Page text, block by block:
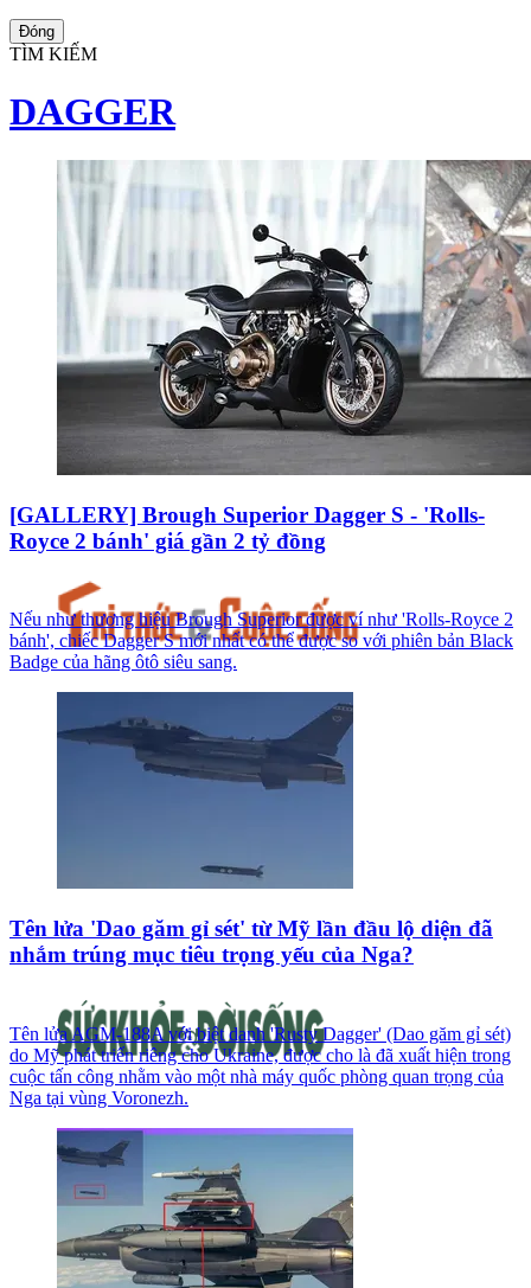
Đóng
TÌM KIẾM
DAGGER
[GALLERY] Brough Superior Dagger S - 'Rolls-
Royce 2 bánh' giá gần 2 tỷ đồng
Nếu như thương hiệu Brough Superior được ví như 'Rolls-Royce 2
bánh', chiếc Dagger S mới nhất có thể được so với phiên bản Black
Badge của hãng ôtô siêu sang.
Tên lửa 'Dao găm gỉ sét' từ Mỹ lần đầu lộ diện đã
nhắm trúng mục tiêu trọng yếu của Nga?
Tên lửa AGM-188A với biệt danh 'Rusty Dagger' (Dao găm gỉ sét)
do Mỹ phát triển riêng cho Ukraine, được cho là đã xuất hiện trong
cuộc tấn công nhằm vào một nhà máy quốc phòng quan trọng của
Nga tại vùng Voronezh.